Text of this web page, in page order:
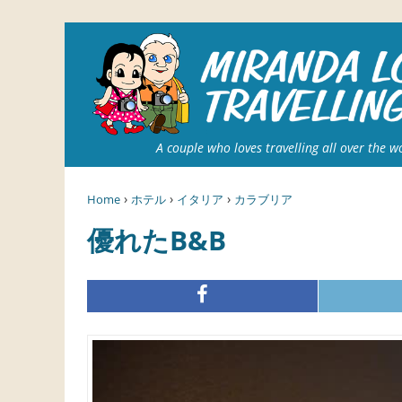
A couple who loves travelling all over the
Home › ホテル › イタリア › カラブリア
優れたB&B